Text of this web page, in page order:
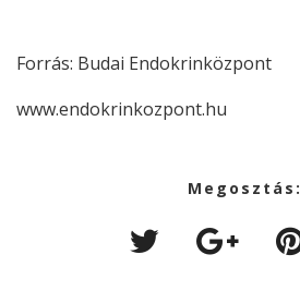
Forrás: Budai Endokrinközpont
www.endokrinkozpont.hu
Megosztás: